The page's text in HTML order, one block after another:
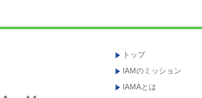
トップ
IAMのミッション
IAMAとは